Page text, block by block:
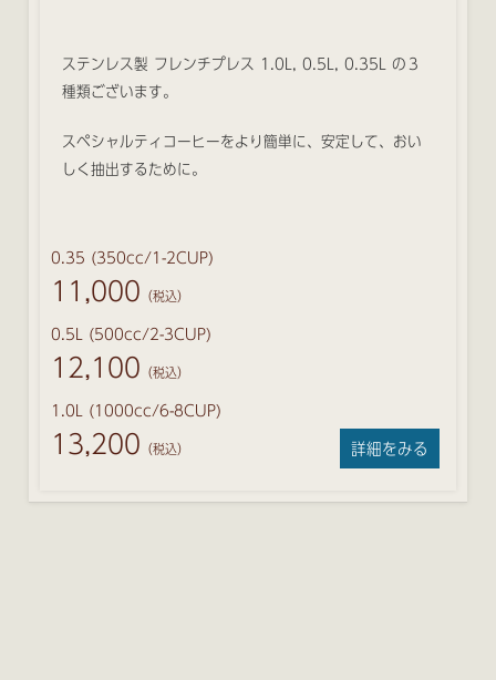
ステンレス製 フレンチプレス 1.0L, 0.5L, 0.35L の３
種類ございます。
スペシャルティコーヒーをより簡単に、安定して、おい
しく抽出するために。
0.35 (350cc/1-2CUP)
11,000 （税込）
0.5L (500cc/2-3CUP)
12,100 （税込）
1.0L (1000cc/6-8CUP)
13,200 （税込） 詳細をみる